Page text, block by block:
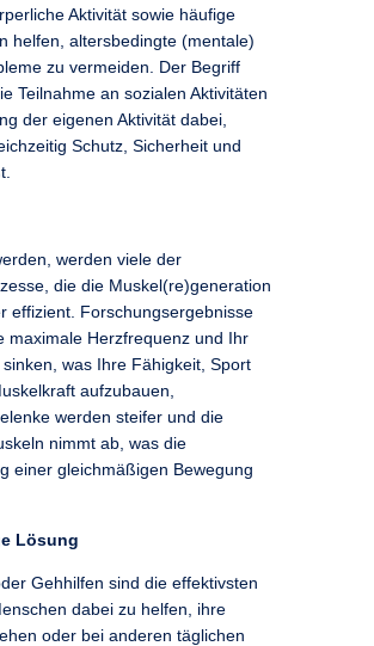
Aktivität sowie häufige
helfen, altersbedingte (mentale)
zu vermeiden. Der Begriff
Teilnahme an sozialen Aktivitäten
der eigenen Aktivität dabei,
Schutz, Sicherheit und
werden viele der
die die Muskel(re)generation
effizient. Forschungsergebnisse
maximale Herzfrequenz und Ihr
was Ihre Fähigkeit, Sport
aufzubauen,
werden steifer und die
nimmt ab, was die
einer gleichmäßigen Bewegung
Lösung
Gehhilfen sind die effektivsten
dabei zu helfen, ihre
oder bei anderen täglichen